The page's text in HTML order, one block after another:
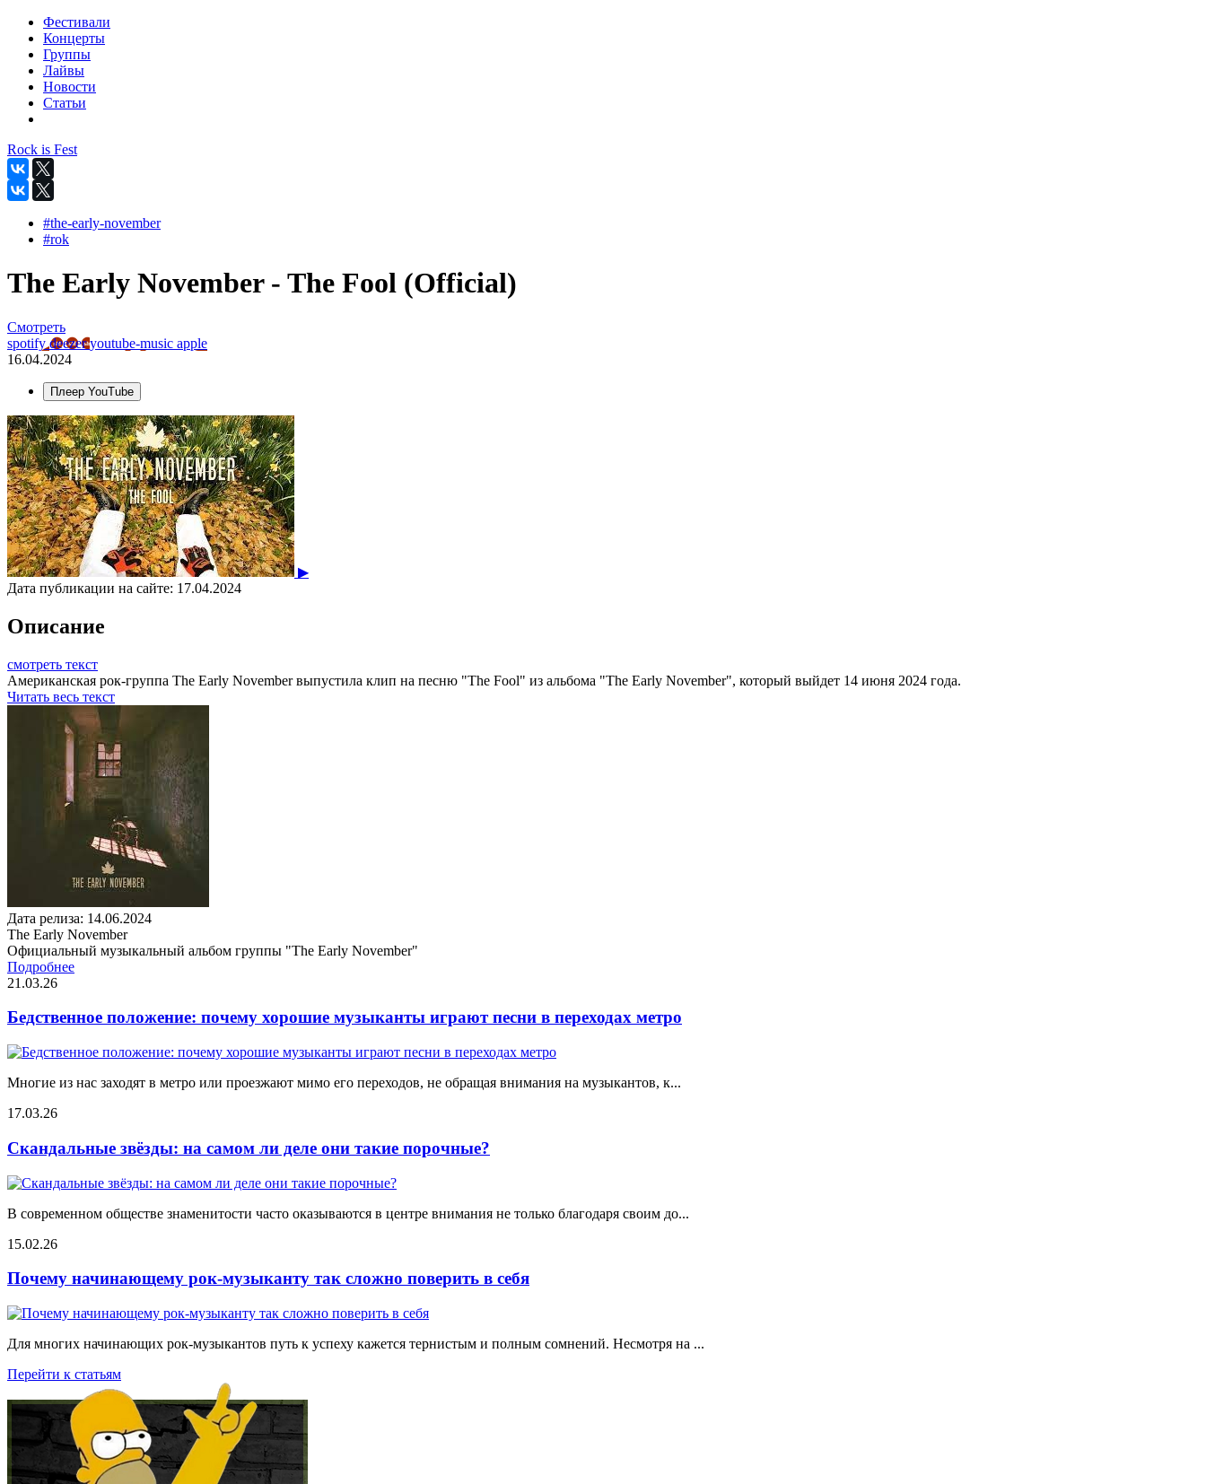
Фестивали
Концерты
Группы
Лайвы
Новости
Статьи
Rock is Fest
#the-early-november
#rok
The Early November - The Fool (Official)
Смотреть
spotifydeezeryoutube-music apple
16.04.2024
Плеер YouTube
▶
Дата публикации на сайте: 17.04.2024
Описание
смотреть текст
Американская рок-группа The Early November выпустила клип на песню "The Fool" из альбома "The Early November", который выйдет 14 июня 2024 года.
Читать весь текст
Дата релиза: 14.06.2024
The Early November
Официальный музыкальный альбом группы "The Early November"
Подробнее
21.03.26
Бедственное положение: почему хорошие музыканты играют песни в переходах метро
Многие из нас заходят в метро или проезжают мимо его переходов, не обращая внимания на музыкантов, к...
17.03.26
Скандальные звёзды: на самом ли деле они такие порочные?
В современном обществе знаменитости часто оказываются в центре внимания не только благодаря своим до...
15.02.26
Почему начинающему рок-музыканту так сложно поверить в себя
Для многих начинающих рок-музыкантов путь к успеху кажется тернистым и полным сомнений. Несмотря на ...
Перейти к статьям